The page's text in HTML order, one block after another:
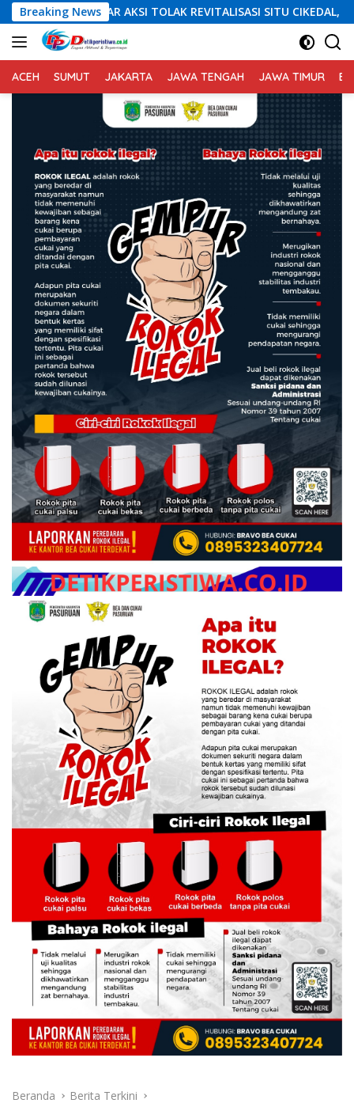
Langsung
ke
konten
Breaking News
REVITALISASI SITU CIKEDAL, 150 PESERTA SERUKAN
ACEH SUMUT JAKARTA JAWA TENGAH JAWA TIMUR
Beranda Berita Terkini